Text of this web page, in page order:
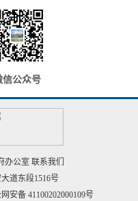
信公众号
办公室 联系我们
道东段1516号
安备 41100202000109号